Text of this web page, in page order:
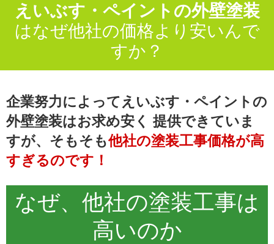
えいぶす・ペイントの外壁塗装
はなぜ他社の価格より安いんで
すか？
企業努力によってえいぶす・ペイントの
外壁塗装はお求め安く 提供できていま
すが、そもそも他社の塗装工事価格が高
すぎるのです！
なぜ、他社の塗装工事は
高いのか